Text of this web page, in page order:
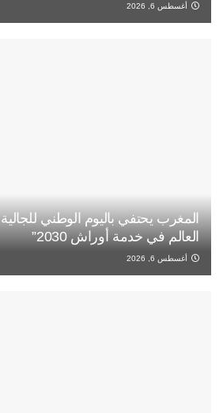
أغسطس 6, 2026
المغرب يحتفي باليوم الوطني
العالم في خدمة أوراش 2030”
أغسطس 6, 2026